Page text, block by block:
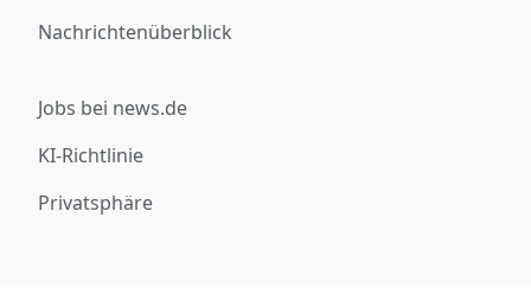
Nachrichtenüberblick
Jobs bei news.de
KI-Richtlinie
Privatsphäre